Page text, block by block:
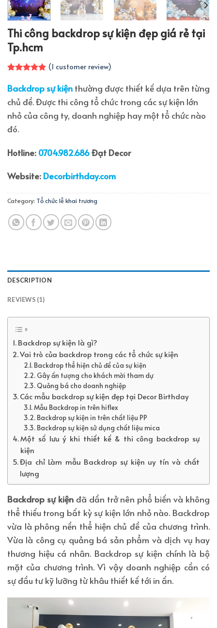
Thi công backdrop sự kiện đẹp giá rẻ tại
Tp.hcm
out of 5
based on
customer
(1 customer review)
Backdrop sự kiện thường được thiết kế dựa trên từng
chủ đề. Được thi công tổ chức trong các sự kiện lớn
nhỏ của công ty, doanh nghiệp hay một tổ chức nào
đó.
Hotline: 0704.982.686Đạt Decor
Website: Decorbirthday.com
Category: Tổ chức lễ khai trương
DESCRIPTION
REVIEWS (1)
Backdrop sự kiện là gì?
Vai trò của backdrop trong các tổ chức sự kiện
Backdrop thể hiện chủ đề của sự kiện
Gây ấn tượng cho khách mời tham dự
Quảng bá cho doanh nghiệp
Các mẫu backdrop sự kiện đẹp tại Decor Birthday
Mẫu Backdrop in trên hiflex
Backdrop sự kiện in trên chất liệu PP
Backdrop sự kiện sử dụng chất liệu mica
Một số lưu ý khi thiết kế & thi công backdrop sự
kiện
Địa chỉ Làm mẫu Backdrop sự kiện uy tín và chất
lượng
Backdrop sự kiệnđã dần trở nên phổ biến và không
thể thiếu trong bất kỳ sự kiện lớn nhỏ nào. Backdrop
vừa là phông nền thể hiện chủ đề của chương trình.
Vừa là công cụ quảng bá sản phẩm và dịch vụ hay
thương hiệu cá nhân. Backdrop sự kiện chính là bộ
mặt của chương trình. Vì vậy doanh nghiệp cần có
sự đầu tư kỹ lưỡng từ khâu thiết kế tới in ấn.